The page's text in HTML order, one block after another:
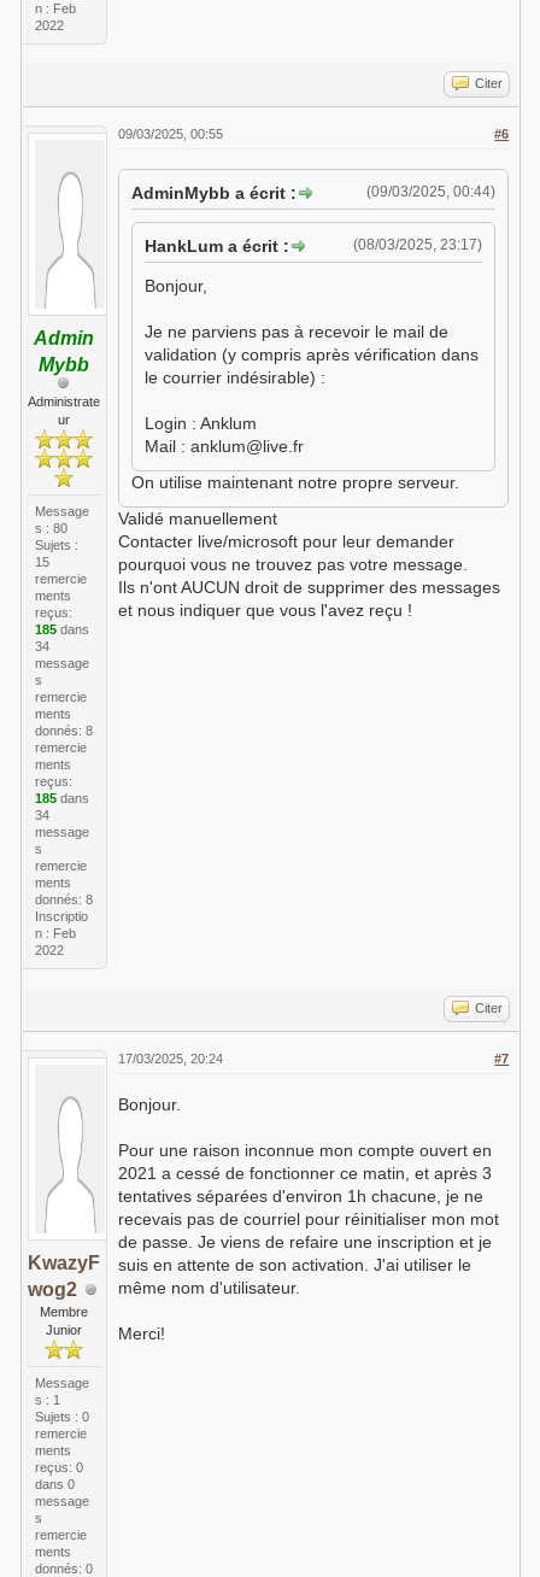
n : Feb
2022
X=TLS1.3:ECDHE_SECP256R1__RSA_PSS_RSA
E_SHA256__AES_256_GCM:256 CV=yes
DN="C=US,ST=Washington,L=Redmond,O=Mi
crosoft
Corporation,CN=mail.protection.outloo
k.com" K C="250 2.6.0 <E1tr1R6-
[InternalId=31366146166183,
Hostname=PA1PR02MB11103.eurprd02.prod
.outlook.com] 10826 bytes in 0.144,
delivery -> 250 2.1.5"
Citer
Admin
Mybb
Administrate
ur
Message
s : 80
Sujets :
15
remercie
ments
reçus:
185dans
34
message
s
remercie
ments
donnés: 8
remercie
ments
reçus:
185dans
34
message
s
remercie
ments
donnés: 8
Inscriptio
n : Feb
2022
#6
09/03/2025, 00:55
(09/03/2025, 00:44)
AdminMybb a écrit :
(08/03/2025, 23:17)
HankLum a écrit :
Bonjour,
Je ne parviens pas à recevoir le mail de
validation (y compris après vérification dans
le courrier indésirable) :
Login : Anklum
Mail : anklum@live.fr
On utilise maintenant notre propre serveur.
Validé manuellement
Contacter live/microsoft pour leur demander
pourquoi vous ne trouvez pas votre message.
Ils n'ont AUCUN droit de supprimer des messages
et nous indiquer que vous l'avez reçu !
Citer
KwazyF
wog2
Membre
Junior
Message
s : 1
Sujets : 0
remercie
ments
reçus: 0
dans 0
message
s
remercie
ments
donnés: 0
#7
17/03/2025, 20:24
Bonjour.
Pour une raison inconnue mon compte ouvert en
2021 a cessé de fonctionner ce matin, et après 3
tentatives séparées d'environ 1h chacune, je ne
recevais pas de courriel pour réinitialiser mon mot
de passe. Je viens de refaire une inscription et je
suis en attente de son activation. J'ai utiliser le
même nom d'utilisateur.
Merci!